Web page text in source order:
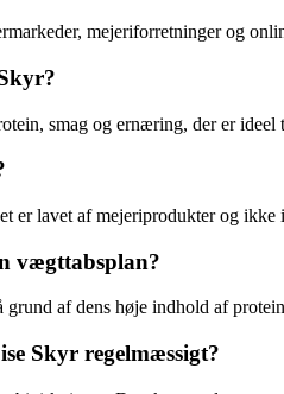
mejeriforretninger og
smag og ernæring, der er
er lavet af mejeriprodukter og ikke
vægttabsplan?
af dens høje indhold af
Skyr regelmæssigt?